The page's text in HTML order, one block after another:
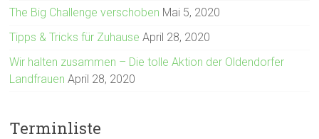
The Big Challenge verschoben Mai 5, 2020
Tipps & Tricks für Zuhause April 28, 2020
Wir halten zusammen – Die tolle Aktion der Oldendorfer
Landfrauen April 28, 2020
Terminliste